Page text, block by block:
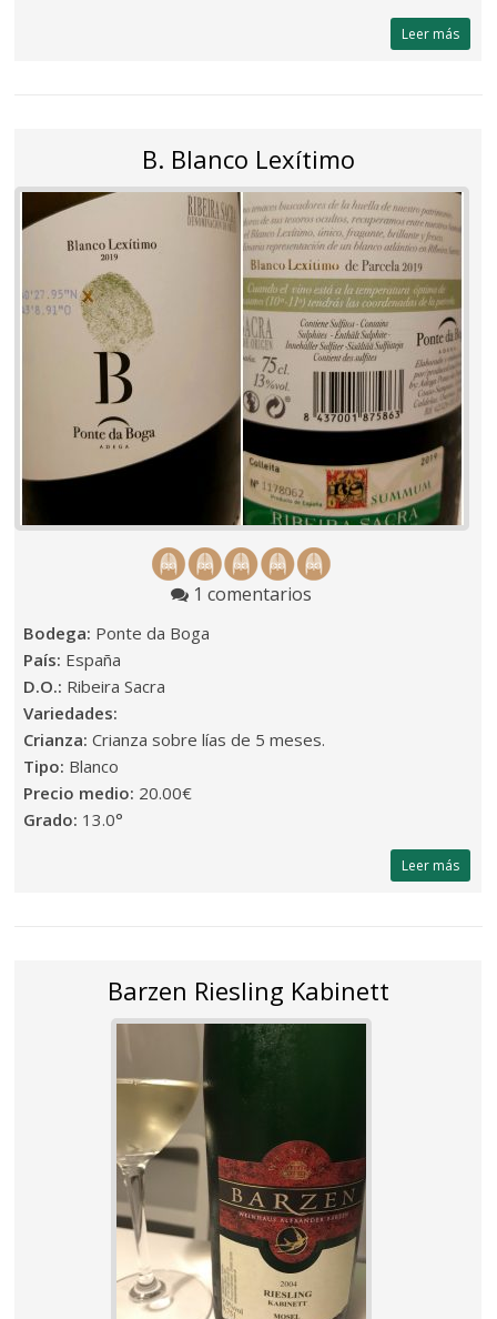
Leer más
B. Blanco Lexítimo
1 comentarios
Bodega: Ponte da Boga
País: España
D.O.: Ribeira Sacra
Variedades:
Crianza:Crianza sobre lías de 5 meses.
Tipo: Blanco
Precio medio: 20.00€
Grado: 13.0°
Leer más
Barzen Riesling Kabinett